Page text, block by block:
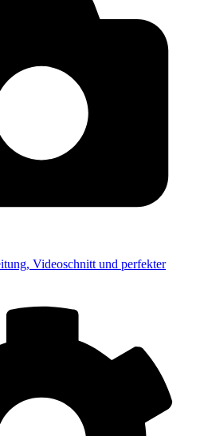
Videoschnitt und perfekter